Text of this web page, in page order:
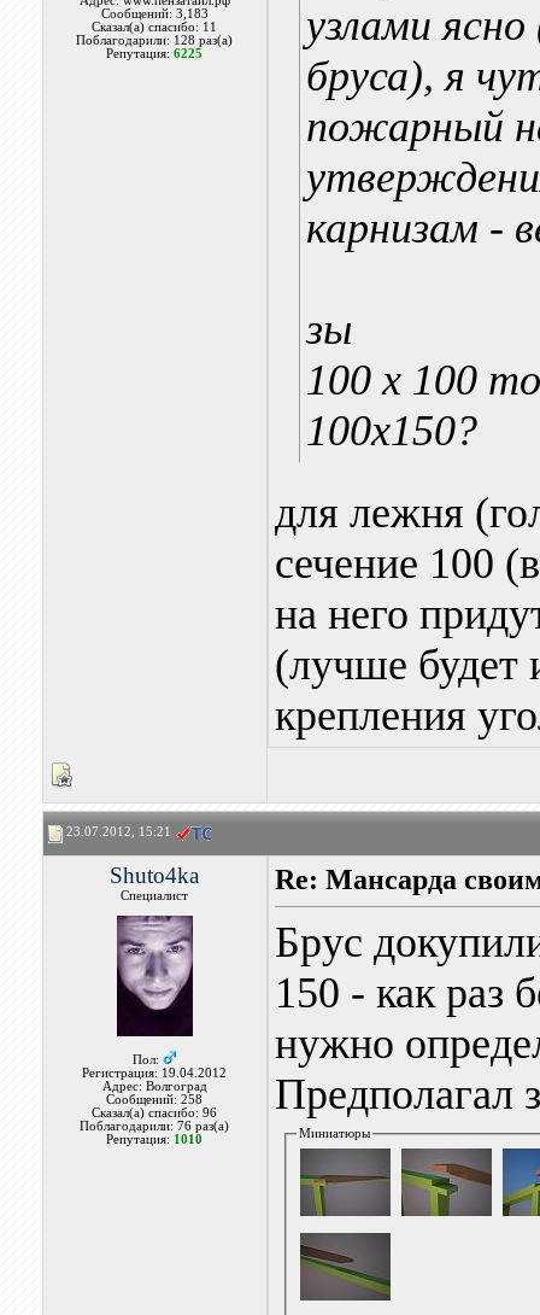
Сообщений: 3,183
Сказал(а) спасибо: 11
Поблагодарили: 128 раз(а)
Репутация:6225
узлами
бруса), я
пожарный
карнизам -
зы
100 х 100
100х150?
для лежня
сечение 100
на него
(лучше будет
крепления
23.07.2012, 15:21
Shuto4ka
Специалист
Пол:
Регистрация: 19.04.2012
Адрес: Волгоград
Сообщений: 258
Сказал(а) спасибо: 96
Поблагодарили: 76 раз(а)
Репутация: 1010
Re: Мансарда
Брус
150 - как раз
нужно
Предполагал
Миниатюры